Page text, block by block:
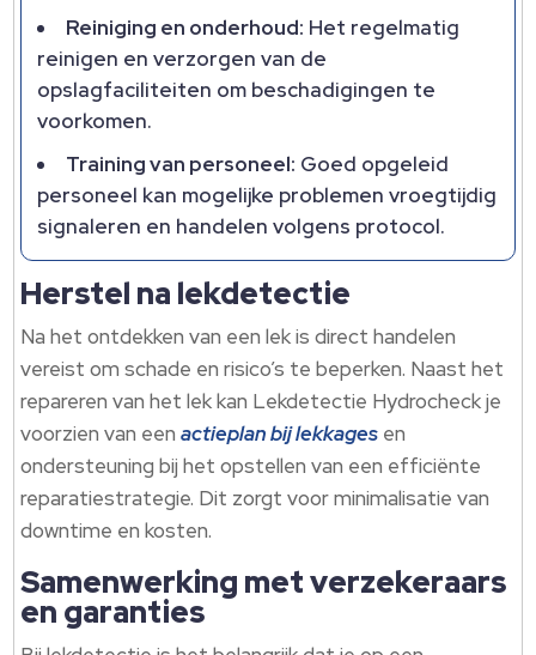
Reiniging en onderhoud: Het regelmatig
reinigen en verzorgen van de
opslagfaciliteiten om beschadigingen te
voorkomen.
Training van personeel: Goed opgeleid
personeel kan mogelijke problemen vroegtijdig
signaleren en handelen volgens protocol.
Herstel na lekdetectie
Na het ontdekken van een lek is direct handelen
vereist om schade en risico’s te beperken. Naast het
repareren van het lek kan Lekdetectie Hydrocheck je
voorzien van eenactieplan bij lekkages en
ondersteuning bij het opstellen van een efficiënte
reparatiestrategie. Dit zorgt voor minimalisatie van
downtime en kosten.
Samenwerking met verzekeraars
en garanties